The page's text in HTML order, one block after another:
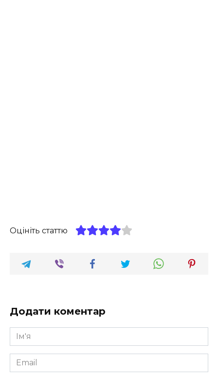
Оцініть статтю
Додати коментар
Ім'я
*
Email
*